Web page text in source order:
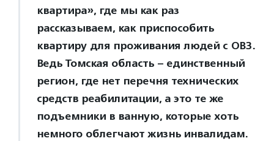
квартира», где мы как раз
рассказываем, как приспособить
квартиру для проживания людей с ОВЗ.
Ведь Томская область – единственный
регион, где нет перечня технических
средств реабилитации, а это те же
подъемники в ванную, которые хоть
немного облегчают жизнь инвалидам.